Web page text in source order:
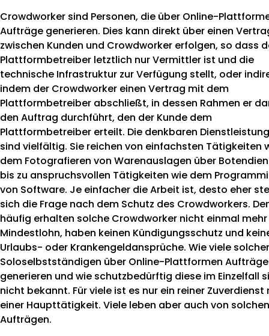
Crowdworker sind Personen, die über Online-
Aufträge generieren. Dies kann direkt über einen
zwischen Kunden und Crowdworker erfolgen, so dass
Plattformbetreiber letztlich nur Vermittler ist und die
technische Infrastruktur zur Verfügung stellt, oder
indem der Crowdworker einen Vertrag mit dem
Plattformbetreiber abschließt, in dessen Rahmen er
den Auftrag durchführt, den der Kunde dem
Plattformbetreiber erteilt. Die denkbaren
sind vielfältig. Sie reichen von einfachsten Tätigkeiten
dem Fotografieren von Warenauslagen über
bis zu anspruchsvollen Tätigkeiten wie dem
von Software. Je einfacher die Arbeit ist, desto eher
sich die Frage nach dem Schutz des Crowdworkers.
häufig erhalten solche Crowdworker nicht einmal
Mindestlohn, haben keinen Kündigungsschutz und
Urlaubs- oder Krankengeldansprüche. Wie viele solcher
Soloselbstständigen über Online-Plattformen Aufträge
generieren und wie schutzbedürftig diese im Einzelfall
nicht bekannt. Für viele ist es nur ein reiner Zuverdienst
einer Haupttätigkeit. Viele leben aber auch von solchen
Aufträgen.